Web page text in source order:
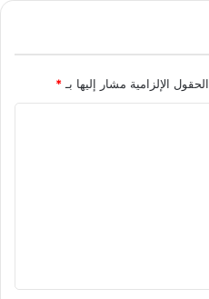
الحقول الإلزامية مشار إليها بـ *